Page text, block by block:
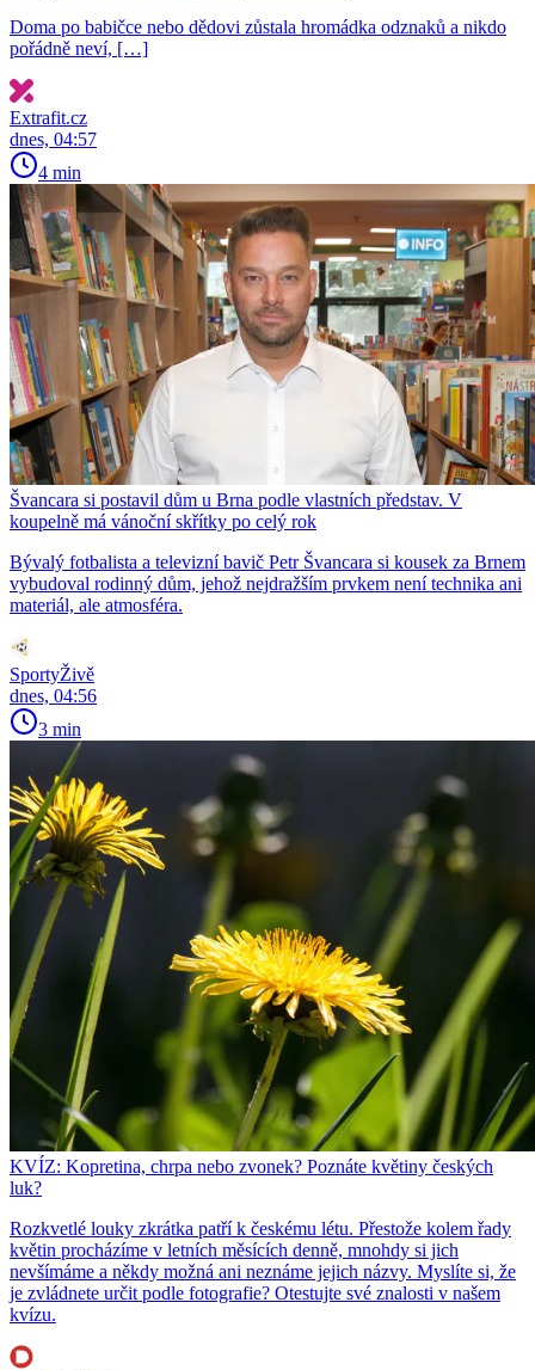
Doma po babičce nebo dědovi zůstala hromádka odznaků a nikdo
pořádně neví, […]
Extrafit.cz
dnes, 04:57
4 min
Švancara si postavil dům u Brna podle vlastních představ. V
koupelně má vánoční skřítky po celý rok
Bývalý fotbalista a televizní bavič Petr Švancara si kousek za Brnem
vybudoval rodinný dům, jehož nejdražším prvkem není technika ani
materiál, ale atmosféra.
SportyŽivě
dnes, 04:56
3 min
KVÍZ: Kopretina, chrpa nebo zvonek? Poznáte květiny českých
luk?
Rozkvetlé louky zkrátka patří k českému létu. Přestože kolem řady
květin procházíme v letních měsících denně, mnohdy si jich
nevšímáme a někdy možná ani neznáme jejich názvy. Myslíte si, že
je zvládnete určit podle fotografie? Otestujte své znalosti v našem
kvízu.